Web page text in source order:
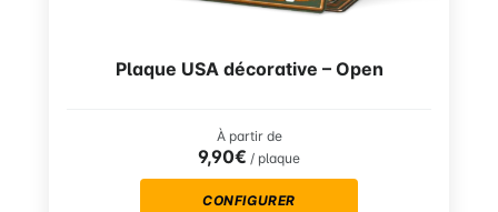
Plaque USA décorative – Open
À partir de
9,90€ / plaque
CONFIGURER